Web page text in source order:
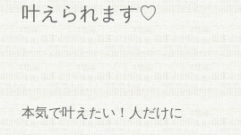
叶えられます♡
本気で叶えたい！人だけに